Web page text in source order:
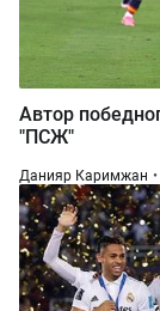
Автор
"ПСЖ"
Данияр Каримжан